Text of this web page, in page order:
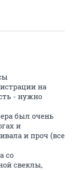
на
- нужно
был очень
и
и проч (все
со
свеклы,